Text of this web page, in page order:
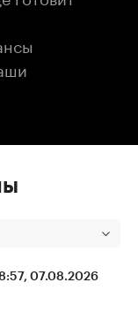
07.08.2026